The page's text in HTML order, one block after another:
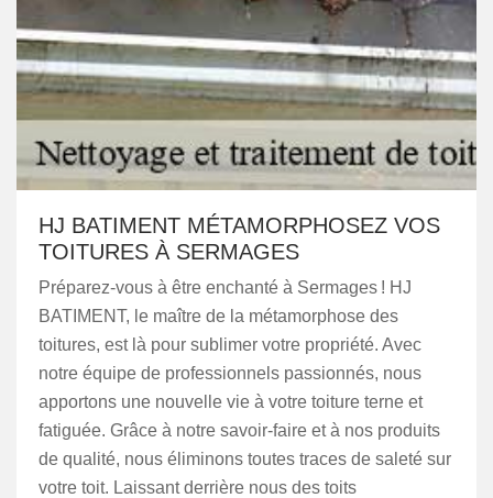
HJ BATIMENT MÉTAMORPHOSEZ VOS
TOITURES À SERMAGES
Préparez-vous à être enchanté à Sermages ! HJ
BATIMENT, le maître de la métamorphose des
toitures, est là pour sublimer votre propriété. Avec
notre équipe de professionnels passionnés, nous
apportons une nouvelle vie à votre toiture terne et
fatiguée. Grâce à notre savoir-faire et à nos produits
de qualité, nous éliminons toutes traces de saleté sur
votre toit. Laissant derrière nous des toits